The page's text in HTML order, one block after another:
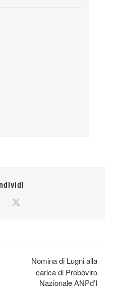
Facebook
Nomina di Lugni alla
carica di Proboviro
Nazionale ANPd’I